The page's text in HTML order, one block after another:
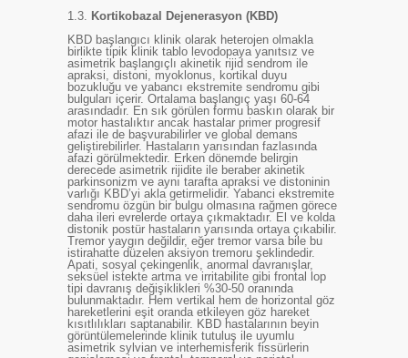
1.3. Kortikobazal Dejenerasyon (KBD)
KBD başlangıcı klinik olarak heterojen olmakla
birlikte tipik klinik tablo levodopaya yanıtsız ve
asimetrik başlangıçlı akinetik rijid sendrom ile
apraksi, distoni, myoklonus, kortikal duyu
bozukluğu ve yabancı ekstremite sendromu gibi
bulguları içerir. Ortalama başlangıç yaşı 60-64
arasındadır. En sık görülen formu baskın olarak bir
motor hastalıktır ancak hastalar primer progresif
afazi ile de başvurabilirler ve global demans
geliştirebilirler. Hastaların yarısından fazlasında
afazi görülmektedir. Erken dönemde belirgin
derecede asimetrik rijidite ile beraber akinetik
parkinsonizm ve aynı tarafta apraksi ve distoninin
varlığı KBD’yi akla getirmelidir. Yabanci ekstremite
sendromu özgün bir bulgu olmasına rağmen görece
daha ileri evrelerde ortaya çıkmaktadır. El ve kolda
distonik postür hastaların yarısında ortaya çıkabilir.
Tremor yaygın değildir, eğer tremor varsa bile bu
istirahatte düzelen aksiyon tremoru şeklindedir.
Apati, sosyal çekingenlik, anormal davranışlar,
seksüel istekte artma ve irritabilite gibi frontal lop
tipi davranış değişiklikleri %30-50 oranında
bulunmaktadır. Hem vertikal hem de horizontal göz
hareketlerini eşit oranda etkileyen göz hareket
kısıtlılıkları saptanabilir. KBD hastalarının beyin
görüntülemelerinde klinik tutuluş ile uyumlu
asimetrik sylvian ve interhemisferik fissürlerin